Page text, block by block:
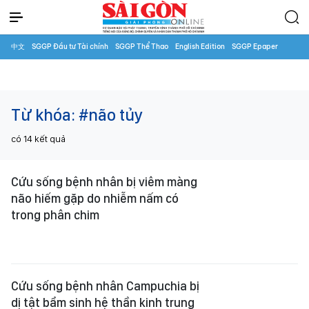
中文 SGGP Đầu tư Tài chính SGGP Thể Thao English Edition SGGP Epaper
Từ khóa: #não tủy
có 14 kết quả
Cứu sống bệnh nhân bị viêm màng
não hiếm gặp do nhiễm nấm có
trong phân chim
Cứu sống bệnh nhân Campuchia bị
dị tật bẩm sinh hệ thần kinh trung